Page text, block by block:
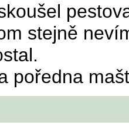
stejně
poředna